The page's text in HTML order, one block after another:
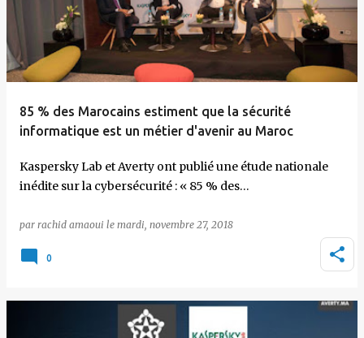
85 % des Marocains estiment que la sécurité
informatique est un métier d'avenir au Maroc
Kaspersky Lab et Averty ont publié une étude nationale
inédite sur la cybersécurité : « 85 % des…
par rachid amaoui le mardi, novembre 27, 2018
0